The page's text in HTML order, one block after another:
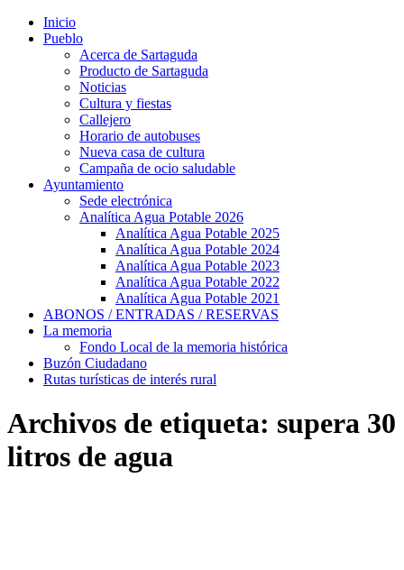
Inicio
Pueblo
Acerca de Sartaguda
Producto de Sartaguda
Noticias
Cultura y fiestas
Callejero
Horario de autobuses
Nueva casa de cultura
Campaña de ocio saludable
Ayuntamiento
Sede electrónica
Analítica Agua Potable 2026
Analítica Agua Potable 2025
Analítica Agua Potable 2024
Analítica Agua Potable 2023
Analítica Agua Potable 2022
Analítica Agua Potable 2021
ABONOS / ENTRADAS / RESERVAS
La memoria
Fondo Local de la memoria histórica
Buzón Ciudadano
Rutas turísticas de interés rural
Archivos de etiqueta: supera 30
litros de agua